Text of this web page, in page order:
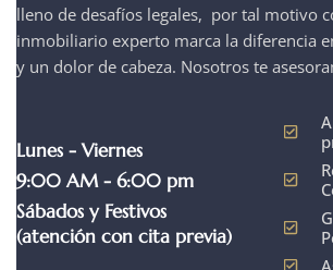
lleno de desafíos legales, por tal motivo
inmobiliario experto marca la diferencia
y un dolor de cabeza. Nosotros te
Lunes - Viernes
9:00 AM - 6:00 pm
Sábados y Festivos
(atención con cita previa)